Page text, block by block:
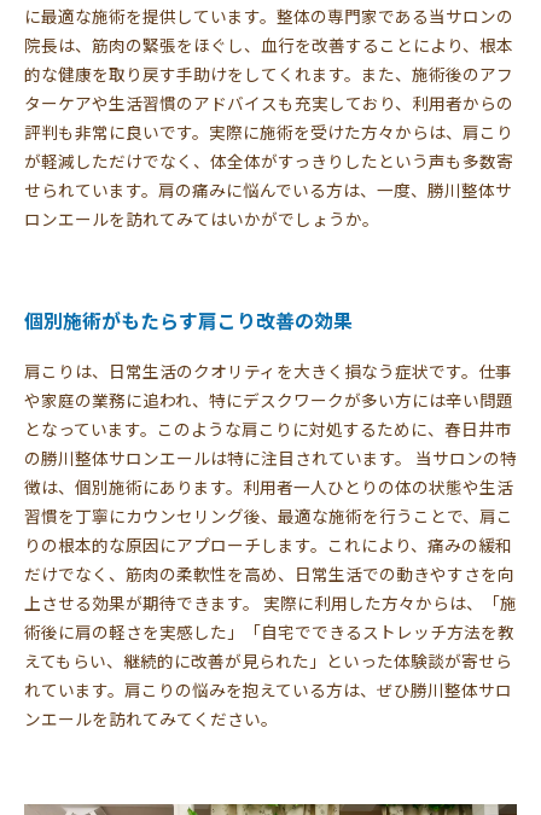
に最適な施術を提供しています。整体の専門家である当サロンの
院長は、筋肉の緊張をほぐし、血行を改善することにより、根本
的な健康を取り戻す手助けをしてくれます。また、施術後のアフ
ターケアや生活習慣のアドバイスも充実しており、利用者からの
評判も非常に良いです。実際に施術を受けた方々からは、肩こり
が軽減しただけでなく、体全体がすっきりしたという声も多数寄
せられています。肩の痛みに悩んでいる方は、一度、勝川整体サ
ロンエールを訪れてみてはいかがでしょうか。
個別施術がもたらす肩こり改善の効果
肩こりは、日常生活のクオリティを大きく損なう症状です。仕事
や家庭の業務に追われ、特にデスクワークが多い方には辛い問題
となっています。このような肩こりに対処するために、春日井市
の勝川整体サロンエールは特に注目されています。 当サロンの特
徴は、個別施術にあります。利用者一人ひとりの体の状態や生活
習慣を丁寧にカウンセリング後、最適な施術を行うことで、肩こ
りの根本的な原因にアプローチします。これにより、痛みの緩和
だけでなく、筋肉の柔軟性を高め、日常生活での動きやすさを向
上させる効果が期待できます。 実際に利用した方々からは、「施
術後に肩の軽さを実感した」「自宅でできるストレッチ方法を教
えてもらい、継続的に改善が見られた」といった体験談が寄せら
れています。肩こりの悩みを抱えている方は、ぜひ勝川整体サロ
ンエールを訪れてみてください。